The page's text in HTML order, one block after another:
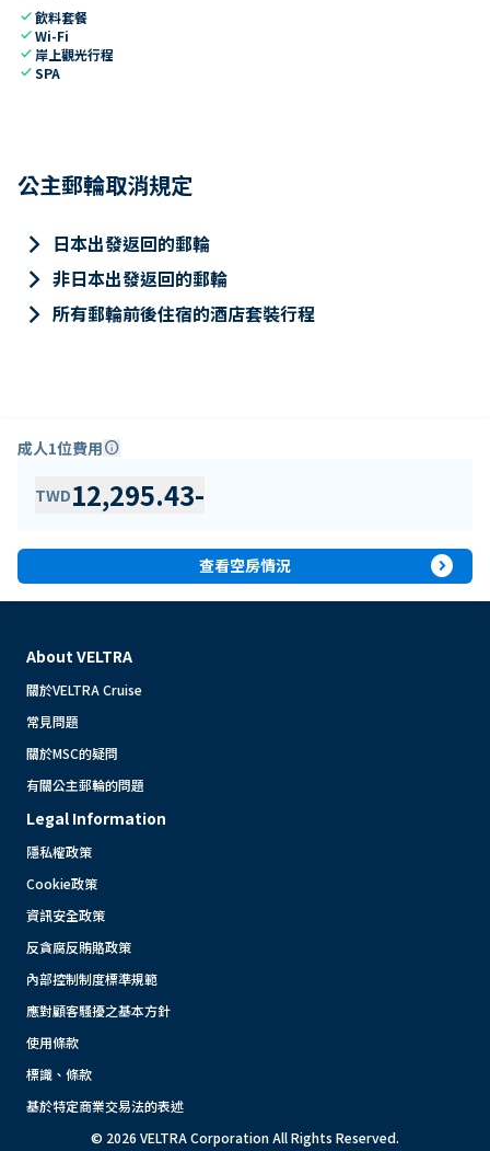
check飲料套餐
checkWi-Fi
check 岸上觀光行程
checkSPA
公主郵輪取消規定
keyboard_arrow_right 日本出發返回的郵輪
keyboard_arrow_right 非日本出發返回的郵輪
keyboard_arrow_right 所有郵輪前後住宿的酒店套裝行程
成人1位費用info
TWD12,295.43-
查看空房情況 expand_circle_right
About VELTRA
關於VELTRA Cruise
常見問題
關於MSC的疑問
有關公主郵輪的問題
Legal Information
隱私權政策
Cookie政策
資訊安全政策
反貪腐反賄賂政策
內部控制制度標準規範
應對顧客騷擾之基本方針
使用條款
標識、條款
基於特定商業交易法的表述
© 2026 VELTRA Corporation All Rights Reserved.